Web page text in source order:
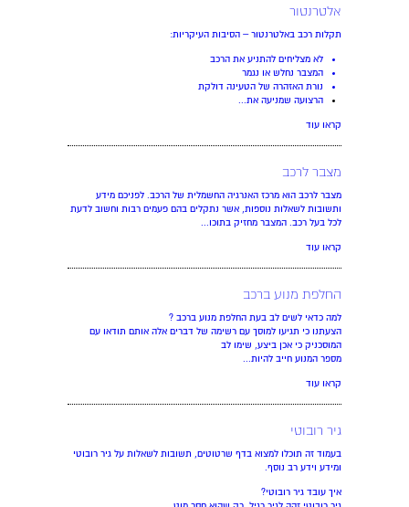
אלטרנטור
תקלות רכב באלטרנטור – הסיבות העיקריות:
לא מצליחים להתניע את הרכב
המצבר נחלש או נגמר
נורת האזהרה של הטעינה דולקת
הרצועה שמניעה את...
קראו עוד
מצבר לרכב
מצבר לרכב הוא מרכז האנרגיה החשמלית של הרכב. לפניכם מידע
ותשובות לשאלות נוספות, אשר נתקלים בהם פעמים רבות וחשוב לדעת
לכל בעל רכב. המצבר מחזיק בתוכו...
קראו עוד
החלפת מנוע ברכב
למה כדאי לשים לב בעת החלפת מנוע ברכב ?
הצעתנו כי תגיעו למוסך עם רשימה של דברים אלה אותם תודאו עם
המוסכניק כי אכן ביצע, שימו לב
מספר המנוע חייב להיות...
קראו עוד
גיר רובוטי
בעמוד זה תוכלו למצוא בדף שרטוטים, תשובות לשאלות על גיר רובוטי
ומידע וידע רב נוסף.
איך עובד גיר רובוטי?